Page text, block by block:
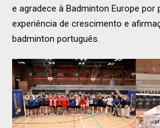
e agradece à Badminton Europe
experiência de crescimento e
badminton português.